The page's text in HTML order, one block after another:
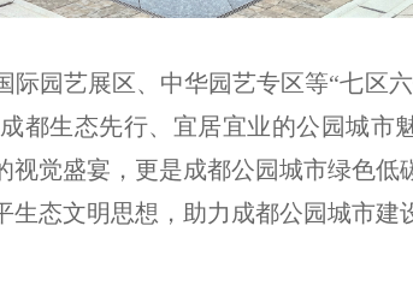
园艺展区、中华园艺专区等“七区
都生态先行、宜居宜业的公园城市
觉盛宴，更是成都公园城市绿色低
态文明思想，助力成都公园城市建